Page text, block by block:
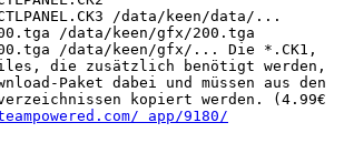
/data/keen/data/...
/data/keen/gfx/200.tga
/data/keen/gfx/... Die *.CK1,
die zusätzlich benötigt werden,
Paket dabei und müssen aus den
kopiert werden. (4.99€
app/9180/